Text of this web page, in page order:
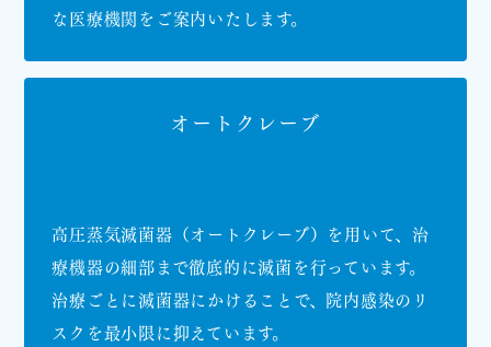
な医療機関をご案内いたします。
オートクレーブ
高圧蒸気滅菌器（オートクレーブ）を用いて、治
療機器の細部まで徹底的に滅菌を行っています。
治療ごとに滅菌器にかけることで、院内感染のリ
スクを最小限に抑えています。